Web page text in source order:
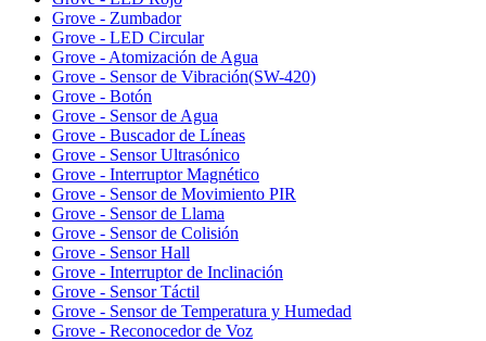
Grove - Zumbador
Grove - LED Circular
Grove - Atomización de Agua
Grove - Sensor de Vibración(SW-420)
Grove - Botón
Grove - Sensor de Agua
Grove - Buscador de Líneas
Grove - Sensor Ultrasónico
Grove - Interruptor Magnético
Grove - Sensor de Movimiento PIR
Grove - Sensor de Llama
Grove - Sensor de Colisión
Grove - Sensor Hall
Grove - Interruptor de Inclinación
Grove - Sensor Táctil
Grove - Sensor de Temperatura y Humedad
Grove - Reconocedor de Voz